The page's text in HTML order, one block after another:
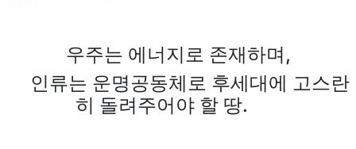
우주는 에너지로 존재하며,
인류는 운명공동체로 후세대에 고스란
히 돌려주어야 할 땅.